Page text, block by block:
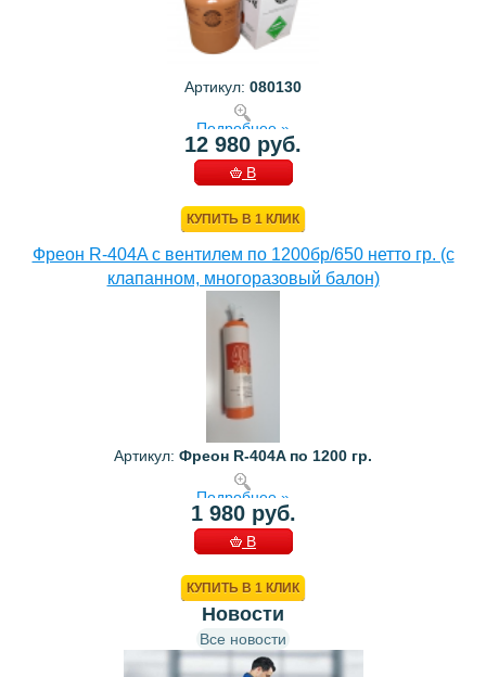
Артикул: 080130
Подробнее »
12 980 руб.
В
КУПИТЬ В 1 КЛИК
Фреон R-404A с вентилем по 1200бр/650 нетто гр. (с
клапанном, многоразовый балон)
Артикул: Фреон R-404A по 1200 гр.
Подробнее »
1 980 руб.
В
КУПИТЬ В 1 КЛИК
Новости
Все новости